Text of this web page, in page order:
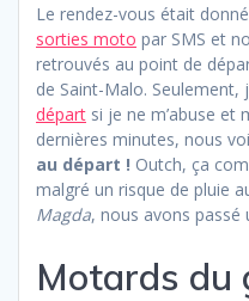
Le rendez-vous était
sorties moto par SMS et
retrouvés au point de
de Saint-Malo. Seulement,
départ si je ne m’abuse et
dernières minutes, nous
au départ ! Outch, ça
malgré un risque de pluie
Magda, nous avons
Motards du